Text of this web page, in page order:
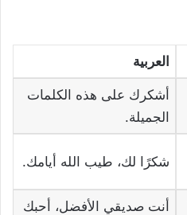
العربية
أشكرك على هذه الكلمات
الجميلة.
شكرًا لك، طيب الله أيامك.
أنت صديقي الأفضل، أحبك